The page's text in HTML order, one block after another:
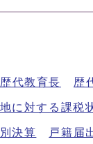
歴代教育長 歴
に対する課税
決算 戸籍届